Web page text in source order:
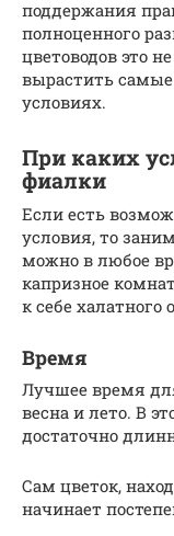
поддержания
полноценного
цветоводов это
вырастить
условиях.
При каких
фиалки
Если есть
условия, то
можно в любое
капризное
к себе халатного
Время
Лучшее время
весна и лето. В
достаточно
Сам цветок,
начинает